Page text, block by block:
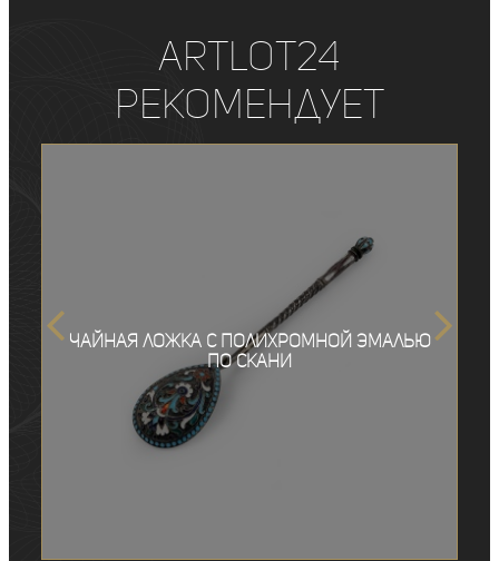
ArtLot24
рекомендует
Чайная ложка с полихромной эмалью
по скани